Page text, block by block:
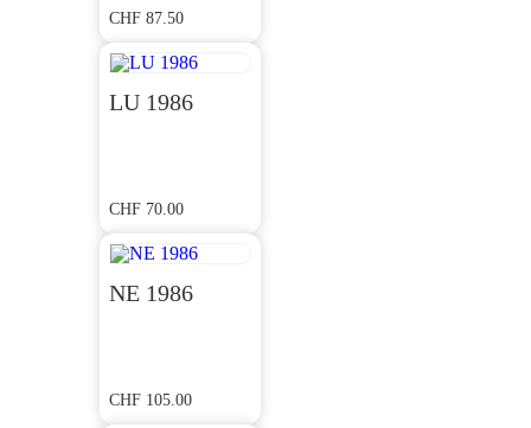
CHF 87.50
LU 1986
CHF 70.00
NE 1986
CHF 105.00